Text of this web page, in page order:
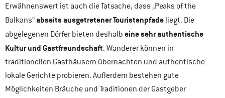
Erwähnenswert ist auch die Tatsache, dass „Peaks of the
Balkans“abseits ausgetretener Touristenpfade liegt. Die
abgelegenen Dörfer bieten deshalb eine sehr authentische
Kultur und Gastfreundschaft. Wanderer können in
traditionellen Gasthäusern übernachten und authentische
lokale Gerichte probieren. Außerdem bestehen gute
Möglichkeiten Bräuche und Traditionen der Gastgeber